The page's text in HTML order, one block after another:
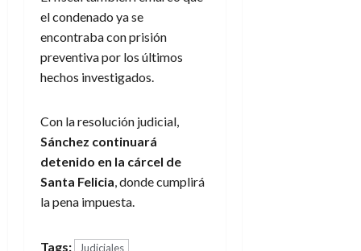
el condenado ya se
encontraba con prisión
preventiva por los últimos
hechos investigados.
Con la resolución judicial,
Sánchez continuará
detenido en la cárcel de
Santa Felicia, donde cumplirá
la pena impuesta.
Tags: Judiciales